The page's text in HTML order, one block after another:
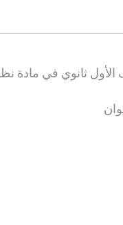
الأول ثانوي في مادة